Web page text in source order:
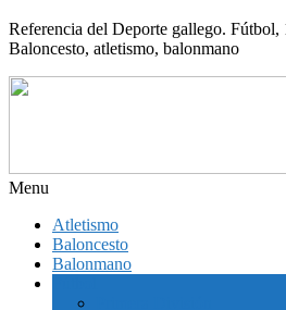
Referencia del Deporte gallego. Fútbol,
Baloncesto, atletismo, balonmano
Menu
Atletismo
Baloncesto
Balonmano